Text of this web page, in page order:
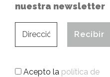
nuestra newsletter
Acepto la política de